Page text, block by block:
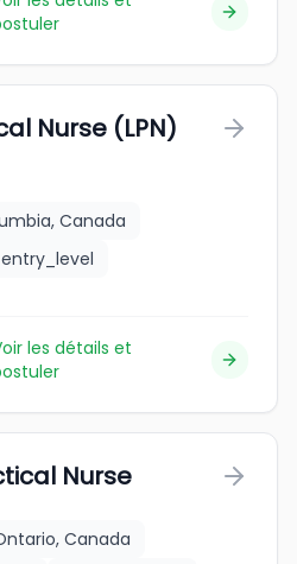
Nurse (LPN)
Canada
entry_level
les détails et
Nurse
Canada